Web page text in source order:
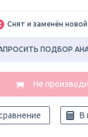
Снят и заменён
ПОДБОР
В